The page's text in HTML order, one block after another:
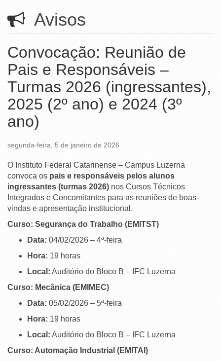
Ministério do Meio Ambiente
Ministério do Desenvolvimento Regional
Controladoria-Geral da União
Ministério da Mulher, da Família e dos Direitos Humanos
Secretaria-Geral
Advocacia-Geral da União
Banco Central do Brasil
Avisos
Convocação: Reunião de
Pais e Responsáveis –
Turmas 2026 (ingressantes),
2025 (2º ano) e 2024 (3º
ano)
segunda-feira, 5 de janeiro de 2026
O Instituto Federal Catarinense – Campus Luzerna
convoca os pais e responsáveis pelos alunos
ingressantes (turmas 2026) nos Cursos Técnicos
Integrados e Concomitantes para as reuniões de boas-
vindas e apresentação institucional.
Curso: Segurança do Trabalho (EMITST)
Data: 04/02/2026 – 4ª-feira
Hora: 19 horas
Local: Auditório do Bloco B – IFC Luzerna
Curso: Mecânica (EMIMEC)
Data: 05/02/2026 – 5ª-feira
Hora: 19 horas
Local: Auditório do Bloco B – IFC Luzerna
Curso: Automação Industrial (EMITAI)